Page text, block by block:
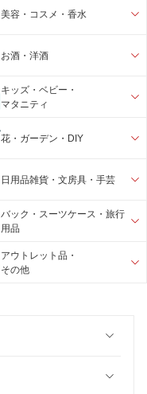
美容・コスメ・香水
お酒・洋酒
キッズ・ベビー・
マタニティ
花・ガーデン・DIY
日用品雑貨・文房具・手芸
バック・スーツケース・旅行
用品
アウトレット品・
その他